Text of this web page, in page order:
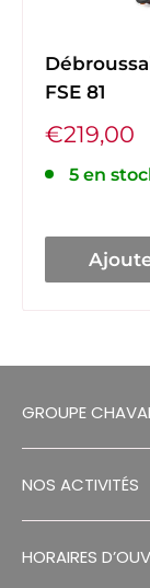
FSE 81
Prix
€219,00
5 en
GROUPE
MENTIONS
HISTORIQUE
CONTACT
NOS ACTIVITÉS
SÉCHAGE
ESPACES
HORAIRES